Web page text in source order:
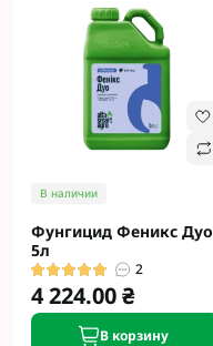
В наличии
Фунгицид Феникс Дуо
5л
2
4 224.00 ₴
В корзину